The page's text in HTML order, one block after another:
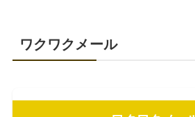
ワクワクメール